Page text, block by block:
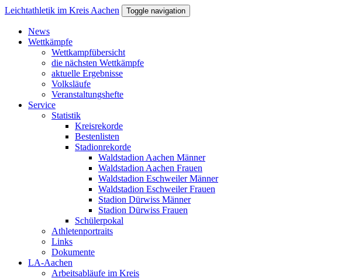
Direkt zum Inhalt
Leichtathletik im Kreis Aachen Toggle navigation
News
Wettkämpfe
Wettkampfübersicht
die nächsten Wettkämpfe
aktuelle Ergebnisse
Volksläufe
Veranstaltungshefte
Service
Statistik
Kreisrekorde
Bestenlisten
Stadionrekorde
Waldstadion Aachen Männer
Waldstadion Aachen Frauen
Waldstadion Eschweiler Männer
Waldstadion Eschweiler Frauen
Stadion Dürwiss Männer
Stadion Dürwiss Frauen
Schülerpokal
Athletenportraits
Links
Dokumente
LA-Aachen
Arbeitsabläufe im Kreis